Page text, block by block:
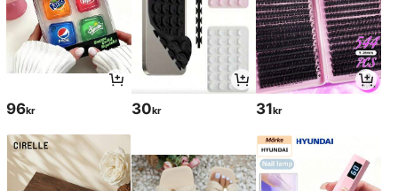
96kr 30kr 31kr